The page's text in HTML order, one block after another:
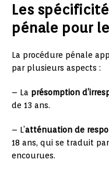
Les
pénale pour
La procédure pénale
par plusieurs aspects :
– La présomption
de 13 ans.
– L’atténuation de
18 ans, qui se traduit
encourues.